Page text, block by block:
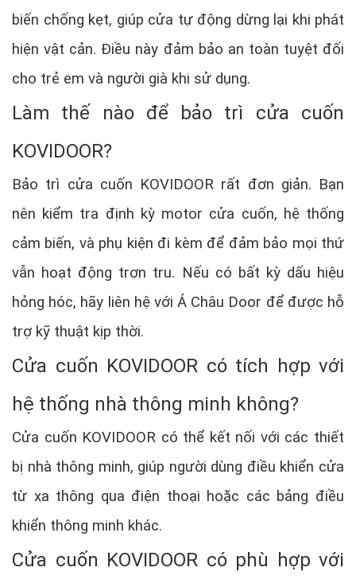
biến chống kẹt, giúp cửa tự động dừng lại khi phát
hiện vật cản. Điều này đảm bảo an toàn tuyệt đối
cho trẻ em và người già khi sử dụng.
Làm thế nào để bảo trì cửa cuốn
KOVIDOOR?
Bảo trì cửa cuốn KOVIDOOR rất đơn giản. Bạn
nên kiểm tra định kỳ motor cửa cuốn, hệ thống
cảm biến, và phụ kiện đi kèm để đảm bảo mọi thứ
vẫn hoạt động trơn tru. Nếu có bất kỳ dấu hiệu
hỏng hóc, hãy liên hệ với Á Châu Door để được hỗ
trợ kỹ thuật kịp thời.
Cửa cuốn KOVIDOOR có tích hợp với
hệ thống nhà thông minh không?
Cửa cuốn KOVIDOOR có thể kết nối với các thiết
bị nhà thông minh, giúp người dùng điều khiển cửa
từ xa thông qua điện thoại hoặc các bảng điều
khiển thông minh khác.
Cửa cuốn KOVIDOOR có phù hợp với